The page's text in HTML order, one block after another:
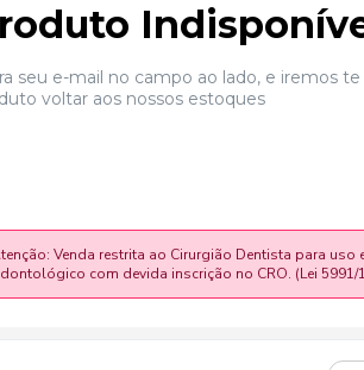
seu e-mail no campo ao lado, e iremos
voltar aos nossos estoques
Venda restrita ao Cirurgião Dentista para
com devida inscrição no CRO. (Lei 5991/